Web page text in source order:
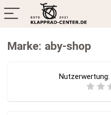
Marke: aby-shop
Nutzerwertung: